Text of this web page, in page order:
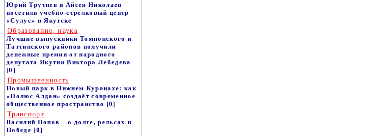
Юрий Трутнев и Айсен Николаев
посетили учебно-стрелковый центр
«Сулус» в Якутске
Образование, наука
Лучшие выпускники Томпонского и
Таттинского районов получили
денежные премии от народного
депутата Якутии Виктора Лебедева
[0]
Промышленность
Новый парк в Нижнем Куранахе: как
«Полюс Алдан» создаёт современное
общественное пространство [0]
Транспорт
Василий Попов – о долге, рельсах и
Победе [0]